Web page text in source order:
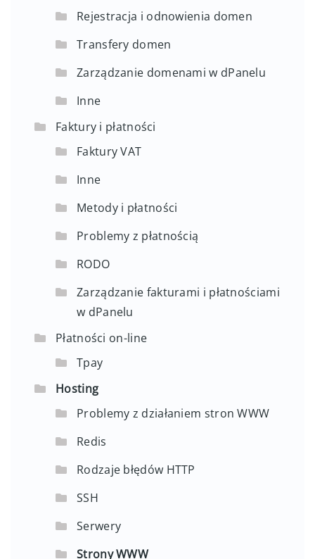
Rejestracja i odnowienia domen
Transfery domen
Zarządzanie domenami w dPanelu
Inne
Faktury i płatności
Faktury VAT
Inne
Metody i płatności
Problemy z płatnością
RODO
Zarządzanie fakturami i płatnościami
w dPanelu
Płatności on-line
Tpay
Hosting
Problemy z działaniem stron WWW
Redis
Rodzaje błędów HTTP
SSH
Serwery
Strony WWW